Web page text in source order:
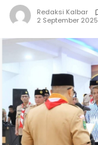
Redaksi Kalbar
2 September 2025